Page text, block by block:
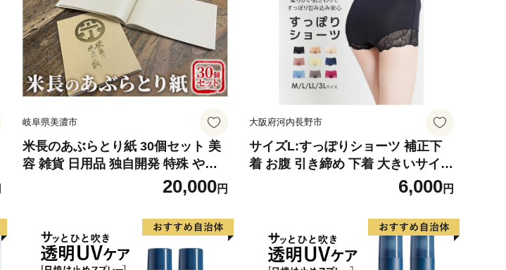
岐阜県美濃市
米長のあぶらとり紙 30個セット 美
容 雑貨 日用品 独自開発 特殊 やわ
らかい 繊維 ミクロ 吸脂力 麻 美濃
20,000円
大阪府河内長野市
サイズL:すっぽりショーツ 補正下
着 お腹 引き締め 下着 大きいサイズ
ショーツ 響かない レディース 下腹
レース レースショーツ 深め ヘブン
ジャパン HEAVEN Japan
6,000円